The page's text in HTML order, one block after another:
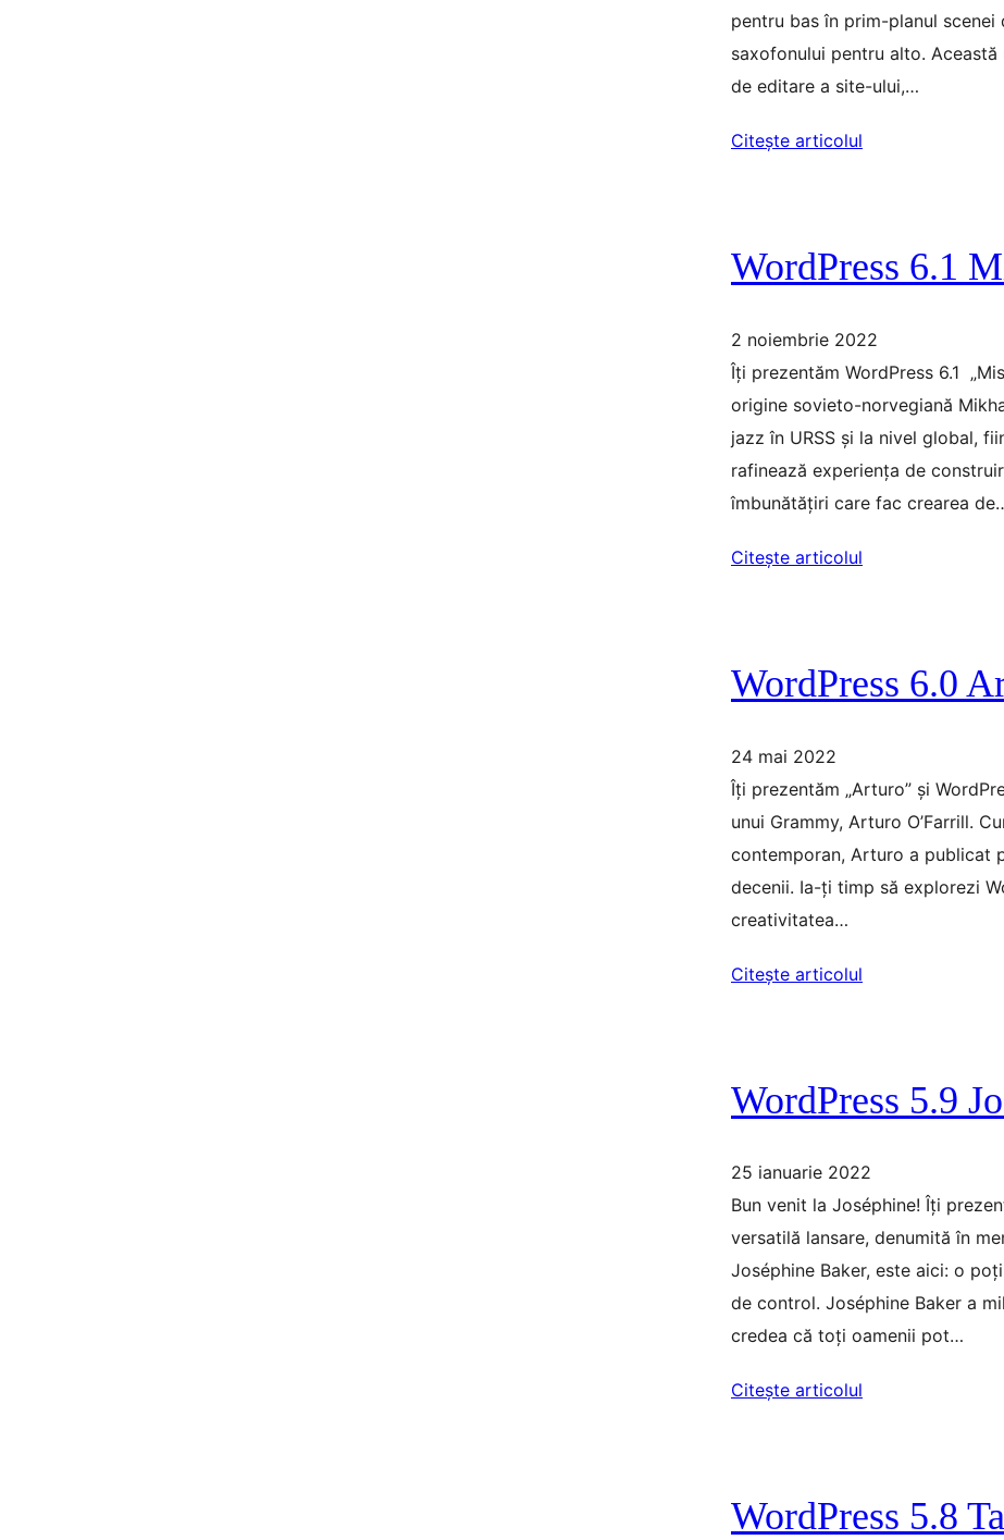
pentru bas în prim-planul
saxofonului pentru alto.
de editare a site-ului,…
Citește articolul
WordPress 6.1
2 noiembrie 2022
Îți prezentăm WordPress 6.1
origine sovieto-norvegiană
jazz în URSS și la nivel global,
rafinează experiența de
îmbunătățiri care fac crearea
Citește articolul
WordPress 6.0
24 mai 2022
Îți prezentăm „Arturo” și
unui Grammy, Arturo O’Farrill.
contemporan, Arturo a publicat
decenii. Ia-ți timp să explorezi
creativitatea…
Citește articolul
WordPress 5.9
25 ianuarie 2022
Bun venit la Joséphine! Îți
versatilă lansare, denumită în
Joséphine Baker, este aici: o
de control. Joséphine Baker a
credea că toți oamenii pot…
Citește articolul
WordPress 5.8